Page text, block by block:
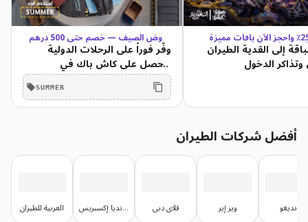
عروض الصيف — خصم حتى 500 درهممع كود SUMMER + حتى 80 درهم لمستخدمي الحسابات
وفّر فوراً على الرحلات الدولية
واحصل على كاش باك في
المحفظة لرحلتك القادمة. كل ما
حجزت أكثر، توفّر أكثر. احجز قبل 30
يونيو.
SUMMER
وفّر حتى 25٪ واحجز الآن باقات مميزة
إلى القدية الطيران
وتذاكر الدخول
أفضل شركات الطيران
العربية للطيران إير إنديا إكسبريس فلاي دبي ويز إير إنديغو